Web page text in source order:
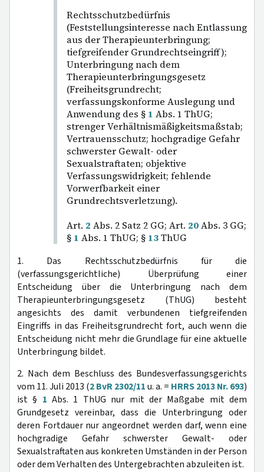
Rechtsschutzbedürfnis
(Feststellungsinteresse nach Entlassung
aus der Therapieunterbringung;
tiefgreifender Grundrechtseingriff);
Unterbringung nach dem
Therapieunterbringungsgesetz
(Freiheitsgrundrecht;
verfassungskonforme Auslegung und
Anwendung des § 1 Abs. 1 ThUG;
strenger Verhältnismäßigkeitsmaßstab;
Vertrauensschutz; hochgradige Gefahr
schwerster Gewalt- oder
Sexualstraftaten; objektive
Verfassungswidrigkeit; fehlende
Vorwerfbarkeit einer
Grundrechtsverletzung).
Art. 2 Abs. 2 Satz 2 GG; Art. 20Abs. 3 GG;
§ 1 Abs. 1 ThUG; § 13ThUG
1. Das Rechtsschutzbedürfnis für die
(verfassungsgerichtliche) Überprüfung einer
Entscheidung über die Unterbringung nach dem
Therapieunterbringungsgesetz (ThUG) besteht
angesichts des damit verbundenen tiefgreifenden
Eingriffs in das Freiheitsgrundrecht fort, auch wenn die
Entscheidung nicht mehr die Grundlage für eine aktuelle
Unterbringung bildet.
2. Nach dem Beschluss des Bundesverfassungsgerichts
vom 11. Juli 2013 (2 BvR 2302/11u. a. = HRRS 2013 Nr. 693)
ist § 1 Abs. 1 ThUG nur mit der Maßgabe mit dem
Grundgesetz vereinbar, dass die Unterbringung oder
deren Fortdauer nur angeordnet werden darf, wenn eine
hochgradige Gefahr schwerster Gewalt- oder
Sexualstraftaten aus konkreten Umständen in der Person
oder dem Verhalten des Untergebrachten abzuleiten ist.